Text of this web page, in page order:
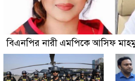
বিএনপির নারী এমপিকে আসিফ